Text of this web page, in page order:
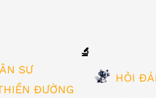
SƯ
ĐƯỜNG
🔬
HỎI